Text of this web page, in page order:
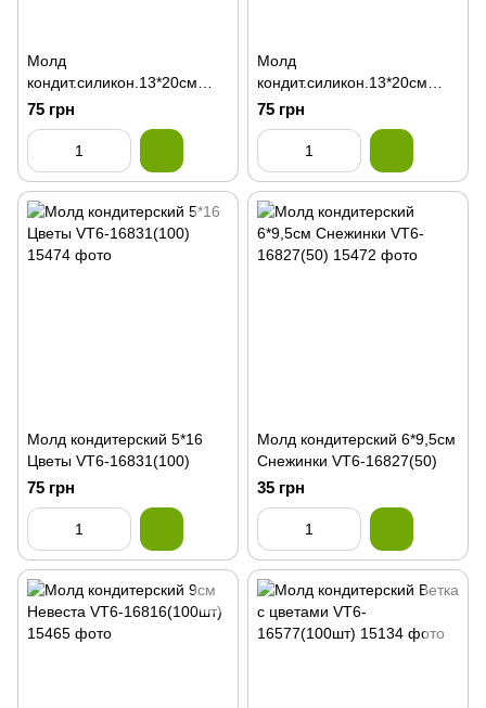
Молд
кондит.силикон.13*20см
Море VT6-17068(80шт)
75 грн
Молд
кондит.силикон.13*20см
Сердце VT6-17067(80)
75 грн
Молд кондитерский 5*16
Цветы VT6-16831(100)
75 грн
Молд кондитерский 6*9,5см
Снежинки VT6-16827(50)
35 грн